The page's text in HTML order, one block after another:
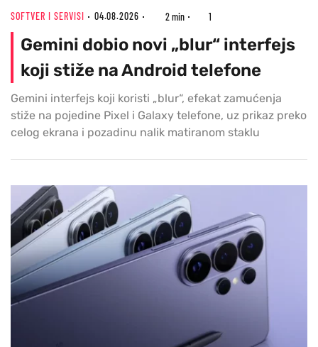
SOFTVER I SERVISI 04.08.2026 2 min 1
Gemini dobio novi „blur“ interfejs
koji stiže na Android telefone
Gemini interfejs koji koristi „blur“, efekat zamućenja
stiže na pojedine Pixel i Galaxy telefone, uz prikaz preko
celog ekrana i pozadinu nalik matiranom staklu